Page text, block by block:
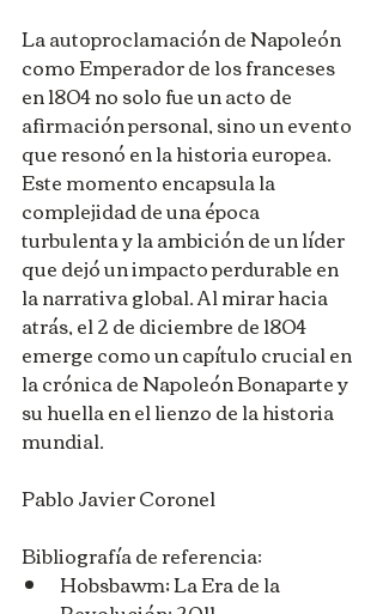
La autoproclamación de Napoleón
como Emperador de los franceses
en 1804 no solo fue un acto de
afirmación personal, sino un evento
que resonó en la historia europea.
Este momento encapsula la
complejidad de una época
turbulenta y la ambición de un líder
que dejó un impacto perdurable en
la narrativa global. Al mirar hacia
atrás, el 2 de diciembre de 1804
emerge como un capítulo crucial en
la crónica de Napoleón Bonaparte y
su huella en el lienzo de la historia
mundial.
Pablo Javier Coronel
Bibliografía de referencia:
Hobsbawm; La Era de la